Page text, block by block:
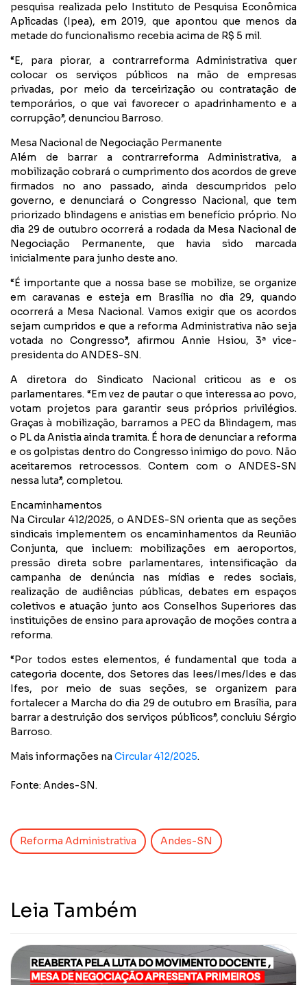
pesquisa realizada pelo Instituto de Pesquisa Econômica
Aplicadas (Ipea), em 2019, que apontou que menos da
metade do funcionalismo recebia acima de R$ 5 mil.
“E, para piorar, a contrarreforma Administrativa quer
colocar os serviços públicos na mão de empresas
privadas, por meio da terceirização ou contratação de
temporários, o que vai favorecer o apadrinhamento e a
corrupção”, denunciou Barroso.
Mesa Nacional de Negociação Permanente
Além de barrar a contrarreforma Administrativa, a
mobilização cobrará o cumprimento dos acordos de greve
firmados no ano passado, ainda descumpridos pelo
governo, e denunciará o Congresso Nacional, que tem
priorizado blindagens e anistias em benefício próprio. No
dia 29 de outubro ocorrerá a rodada da Mesa Nacional de
Negociação Permanente, que havia sido marcada
inicialmente para junho deste ano.
“É importante que a nossa base se mobilize, se organize
em caravanas e esteja em Brasília no dia 29, quando
ocorrerá a Mesa Nacional. Vamos exigir que os acordos
sejam cumpridos e que a reforma Administrativa não seja
votada no Congresso”, afirmou Annie Hsiou, 3ª vice-
presidenta do ANDES-SN.
A diretora do Sindicato Nacional criticou as e os
parlamentares. “Em vez de pautar o que interessa ao povo,
votam projetos para garantir seus próprios privilégios.
Graças à mobilização, barramos a PEC da Blindagem, mas
o PL da Anistia ainda tramita. É hora de denunciar a reforma
e os golpistas dentro do Congresso inimigo do povo. Não
aceitaremos retrocessos. Contem com o ANDES-SN
nessa luta”, completou.
Encaminhamentos
Na Circular 412/2025, o ANDES-SN orienta que as seções
sindicais implementem os encaminhamentos da Reunião
Conjunta, que incluem: mobilizações em aeroportos,
pressão direta sobre parlamentares, intensificação da
campanha de denúncia nas mídias e redes sociais,
realização de audiências públicas, debates em espaços
coletivos e atuação junto aos Conselhos Superiores das
instituições de ensino para aprovação de moções contra a
reforma.
“Por todos estes elementos, é fundamental que toda a
categoria docente, dos Setores das Iees/Imes/Ides e das
Ifes, por meio de suas seções, se organizem para
fortalecer a Marcha do dia 29 de outubro em Brasília, para
barrar a destruição dos serviços públicos”, concluiu Sérgio
Barroso.
Mais informações na Circular 412/2025.
Fonte: Andes-SN.
Reforma Administrativa Andes-SN
Leia Também